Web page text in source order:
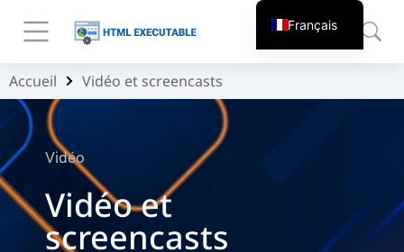
Vous êtes ici :
Accueil Vidéo et screencasts
Vidéo
Vidéo et
screencasts
Français